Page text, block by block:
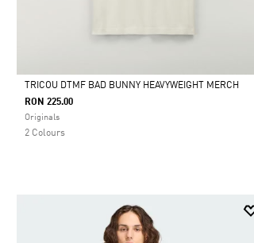
Da
TRICOU DTMF BAD BUNNY HEAVYWEIGHT MERCH
RON 225.00
Originals
2 Colours